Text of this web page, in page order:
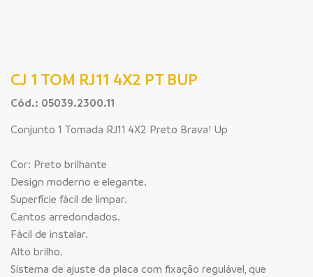
CJ 1 TOM RJ11 4X2 PT BUP
Cód.: 05039.2300.11
Conjunto 1 Tomada RJ11 4X2 Preto Brava! Up
Cor: Preto brilhante
Design moderno e elegante.
Superfície fácil de limpar.
Cantos arredondados.
Fácil de instalar.
Alto brilho.
Sistema de ajuste da placa com fixação regulável, que